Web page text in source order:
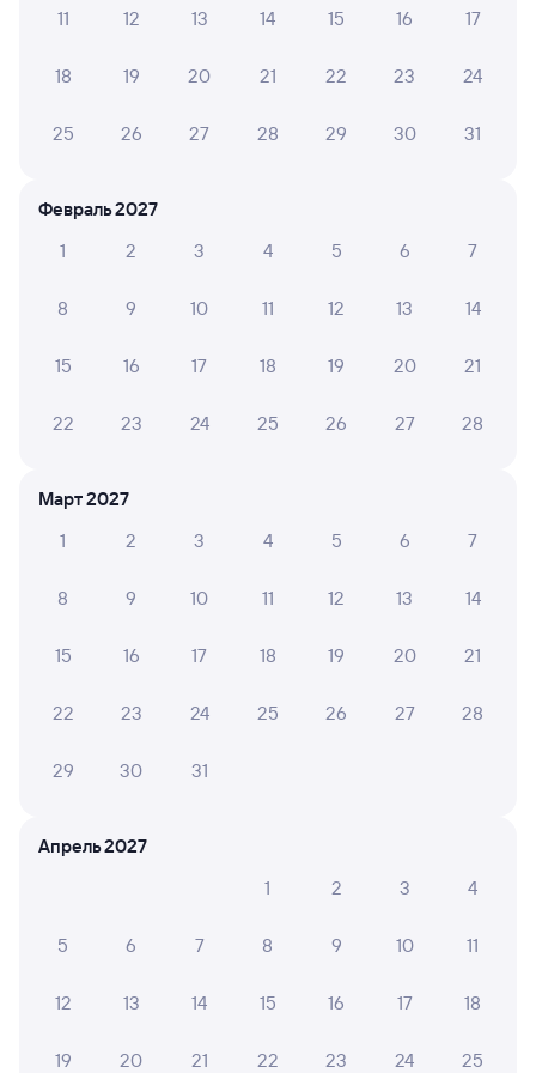
Способы оплаты
Правила работы сервиса
11 12 13 14 15 16 17
18 19 20 21 22 23 24
25 26 27 28 29 30 31
Февраль 2027
1
2 3 4 5 6 7
8 9 10 11 12 13 14
15 16 17 18 19 20 21
22 23 24 25 26 27 28
Март 2027
1
2 3 4 5 6 7
8 9 10 11 12 13 14
15 16 17 18 19 20 21
22 23 24 25 26 27 28
29 30 31
Апрель 2027
1
2 3 4
5 6 7 8 9 10 11
12 13 14 15 16 17 18
19 20 21 22 23 24 25